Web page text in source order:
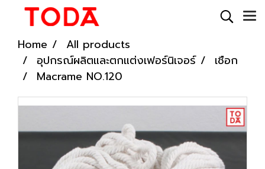
Home
All products
อุปกรณ์ผลิตและตกแต่งเฟอร์นิเจอร์
เชือก
Macrame NO.120